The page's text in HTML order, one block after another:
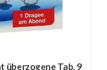
überzogene Tab. 9